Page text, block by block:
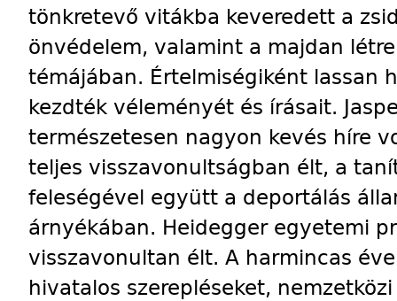
tönkretevő vitákba keveredett a
önvédelem, valamint a majdan
témájában. Értelmiségiként lassan
kezdték véleményét és írásait.
természetesen nagyon kevés híre
teljes visszavonultságban élt, a
feleségével együtt a deportálás
árnyékában. Heidegger egyetemi
visszavonultan élt. A harmincas
hivatalos szerepléseket,